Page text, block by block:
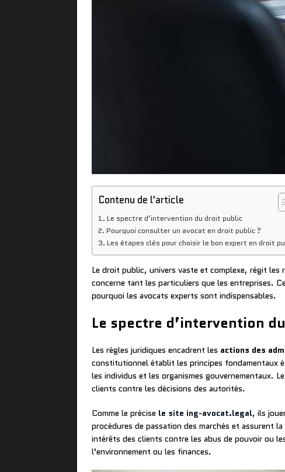
Contenu de l'article
Le spectre d’intervention du droit public
Pourquoi consulter un avocat en droit public ?
Les étapes clés pour choisir le bon expert en droit
Le droit public, univers vaste et complexe, régit
concerne tant les particuliers que les entreprises.
pourquoi les avocats experts sont indispensables.
Le spectre d’intervention
Les règles juridiques encadrent les actions des
constitutionnel établit les principes fondamentaux
les individus et les organismes gouvernementaux.
clients contre les décisions des autorités.
Comme le précise le site ing-avocat.legal, ils
procédures de passation des marchés et assurent
intérêts des clients contre les abus de pouvoir ou
l’environnement ou les finances.